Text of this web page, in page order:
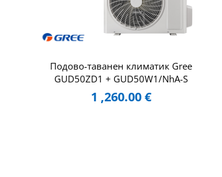
Подово-таванен климатик Gree
GUD50ZD1 + GUD50W1/NhA-S
1 ,260.00€